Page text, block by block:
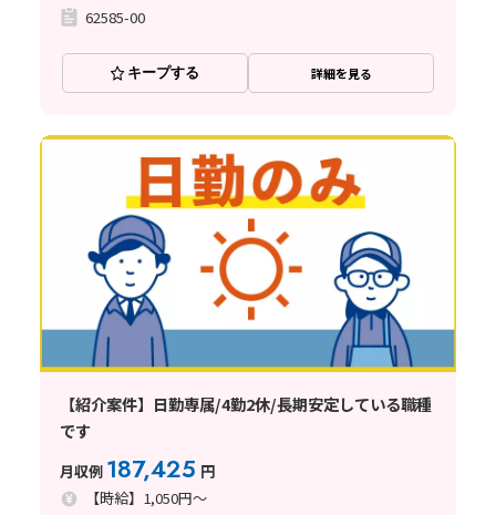
62585-00
キープする 詳細を見る
【紹介案件】日勤専属/4勤2休/長期安定している職種
です
月収例 187,425 円
【時給】1,050円～